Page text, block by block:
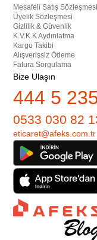
Mesafeli Satış Sözleşmesi
Üyelik Sözleşmesi
Gizlilik & Güvenlik
K.V.K.K Aydınlatma
Kargo Takibi
Alışverişsiz Ödeme
Fatura Sorgulama
Bize Ulaşın
444 5
0533 030 82
eticaret@afeks.com.tr